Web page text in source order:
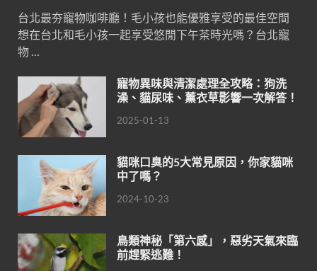
台北最夯寵物咖啡廳！毛小孩也能優雅享受的最佳空間
想在台北和毛小孩一起享受悠閒下午茶時光嗎？台北寵
物 …
寵物異味與清潔處理全攻略：狗洗
澡、貓尿味、薰衣草影響一次解答！
2025-01-13
貓咪口臭的5大常見原因，你家貓咪
中了嗎？
2024-10-23
鳥類神秘「第六感」，惡劣天氣來臨
前趕緊逃難！